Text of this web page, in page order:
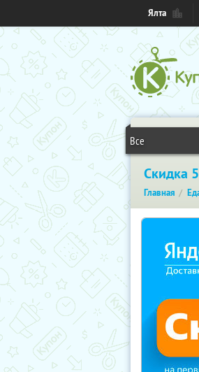
Ялта
Все
Скидка
Главная